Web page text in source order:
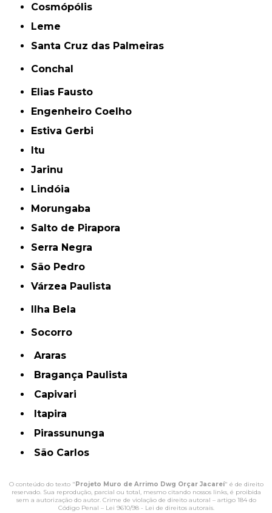
Cosmópólis
Leme
Santa Cruz das Palmeiras
Conchal
Elias Fausto
Engenheiro Coelho
Estiva Gerbi
Itu
Jarinu
Lindóia
Morungaba
Salto de Pirapora
Serra Negra
São Pedro
Várzea Paulista
Ilha Bela
Socorro
Araras
Bragança Paulista
Capivari
Itapira
Pirassununga
São Carlos
O conteúdo do texto " Projeto Muro de Arrimo Dwg Orçar Jacareí" é de direito
reservado. Sua reprodução, parcial ou total, mesmo citando nossos links, é proibida
sem a autorização do autor. Crime de violação de direito autoral – artigo 184 do
Código Penal – Lei 9610/98 - Lei de direitos autorais.